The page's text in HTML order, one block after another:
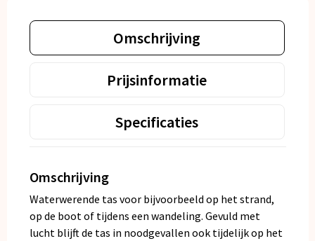
Omschrijving
Prijsinformatie
Specificaties
Omschrijving
Waterwerende tas voor bijvoorbeeld op het strand,
op de boot of tijdens een wandeling. Gevuld met
lucht blijft de tas in noodgevallen ook tijdelijk op het